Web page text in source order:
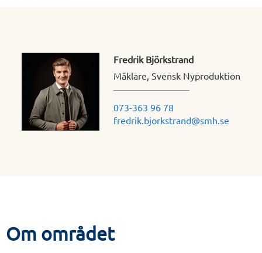
Fredrik Björkstrand
Mäklare, Svensk Nyproduktion
073-363 96 78
fredrik.bjorkstrand@smh.se
Om området